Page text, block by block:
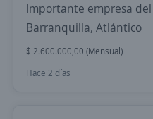
Importante empresa
Barranquilla, Atlántico
$ 2.600.000,00 (Mensual)
Hace 2 días